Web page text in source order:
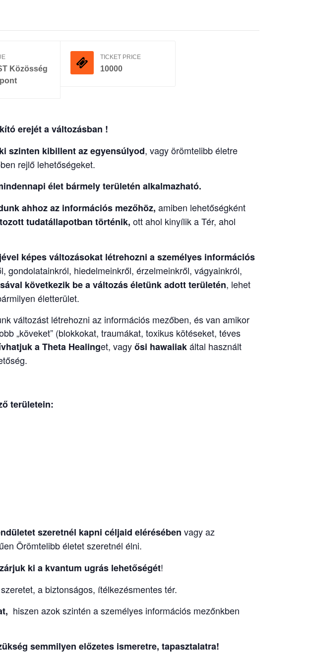
Közösség
TICKET PRICE
10000
erejét a változásban !
szinten kibillent az egyensúlyod, vagy örömtelibb életre
rejlő lehetőségeket.
élet bármely területén alkalmazható.
ahhoz az információs mezőhöz, amiben lehetőségként
tudatállapotban történik, ott ahol kinyílik a Tér, ahol
képes változásokat létrehozni a személyes információs
hiedelmeinkről, érzelmeinkről, vágyainkról,
következik be a változás életünk adott területén, lehet
életterület.
változást létrehozni az információs mezőben, és van amikor
„köveket” (blokkokat, traumákat, toxikus kötéseket, téves
aTheta Healinget, vagyősi hawaiiakáltal használt
területein:
szeretnél kapni céljaid elérésében vagy az
Örömtelibb életet szeretnél élni.
ki a kvantum ugrás lehetőségét!
a biztonságos, ítélkezésmentes tér.
hiszen azok szintén a személyes információs mezőnkben
semmilyen előzetes ismeretre, tapasztalatra!